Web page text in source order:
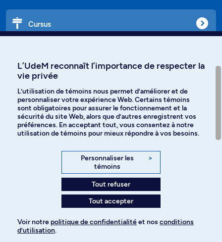
Cursus
Langues
Facebook Instagram
YouTube
Politique de confidentialité
L’UdeM reconnaît l’importance de respecter la
vie privée
L’utilisation de témoins nous permet d’améliorer et de
personnaliser votre expérience Web. Certains témoins
sont obligatoires pour assurer le fonctionnement et la
sécurité du site Web, alors que d’autres enregistrent vos
préférences. En acceptant tout, vous consentez à notre
utilisation de témoins pour mieux répondre à vos besoins.
Personnaliser les
témoins
>
Tout refuser
Tout accepter
Voir notre politique de confidentialitéet nos conditions
d’utilisation.